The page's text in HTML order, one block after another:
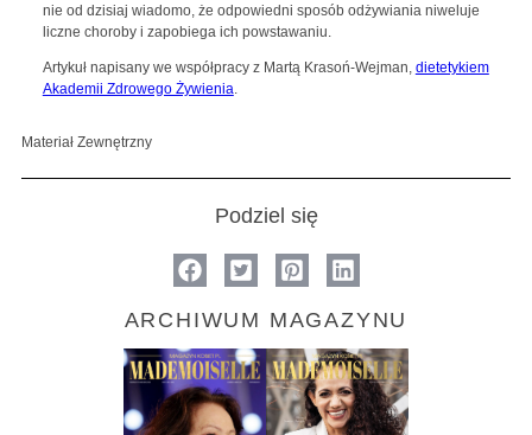
nie od dzisiaj wiadomo, że odpowiedni sposób odżywiania niweluje
liczne choroby i zapobiega ich powstawaniu.
Artykuł napisany we współpracy z Martą Krasoń-Wejman, dietetykiem
Akademii Zdrowego Żywienia.
Materiał Zewnętrzny
Podziel się
ARCHIWUM MAGAZYNU